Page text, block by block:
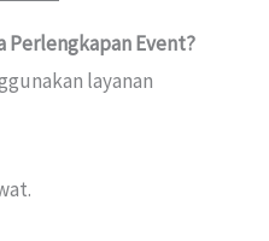
Perlengkapan Event?
layanan